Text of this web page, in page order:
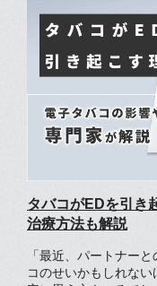
れている3種類のED
タバコがEDを引き
治療方法も解説
「最近、パートナー
コのせいかもしれな